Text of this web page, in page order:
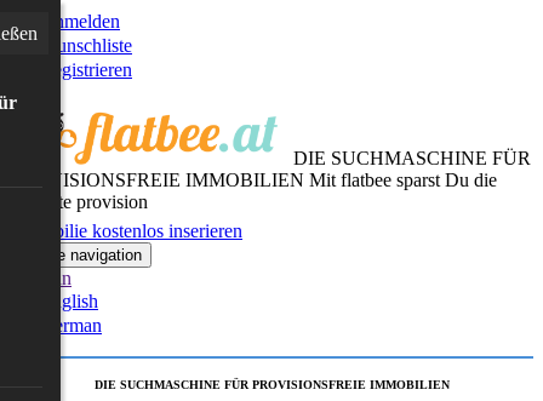
Anmelden
Wunschliste
Registrieren
DIE SUCHMASCHINE FÜR
PROVISIONSFREIE IMMOBILIEN Mit flatbee sparst Du die
gesamte provision
Immobilie kostenlos inserieren
Toggle navigation
German
English
German
DIE SUCHMASCHINE FÜR PROVISIONSFREIE IMMOBILIEN